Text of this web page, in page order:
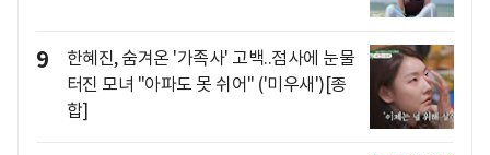
9
한혜진, 숨겨온 '가족사' 고백..점사에 눈물
터진 모녀 "아파도 못 쉬어" ('미우새')[종
합]